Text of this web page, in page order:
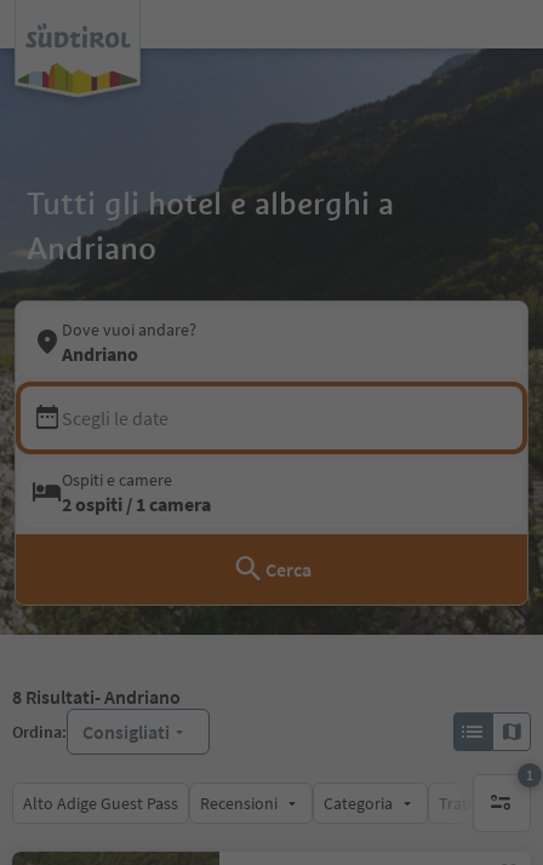
Tutti gli hotel e alberghi a
Andriano
Dove vuoi andare?
Andriano
Scegli le date
Ospiti e camere
2 ospiti / 1 camera
Cerca
8 Risultati- Andriano
Ordina: Consigliati
Alto Adige Guest Pass Recensioni Categoria Trattamento
1
1 filtro